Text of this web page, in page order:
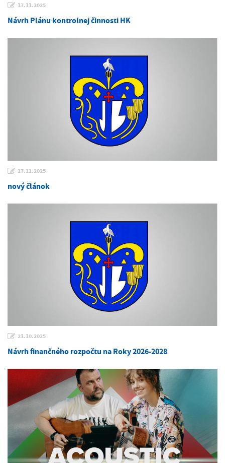
17.11.2025
Návrh Plánu kontrolnej činnosti HK
17.11.2025
nový článok
21.10.2025
Návrh finančného rozpočtu na Roky 2026-2028